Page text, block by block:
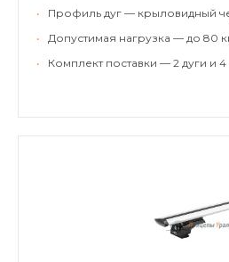
•
Профиль дуг — крыловидный
•
Допустимая нагрузка — до 80
•
Комплект поставки — 2 дуги и